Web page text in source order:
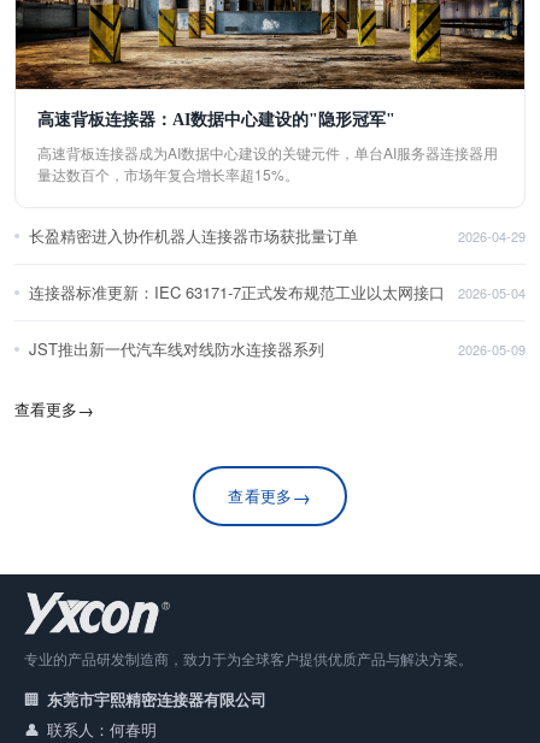
高速背板连接器：AI数据中心建设的"隐形冠军"
高速背板连接器成为AI数据中心建设的关键元件，单台AI服务器连接器用
量达数百个，市场年复合增长率超15%。
长盈精密进入协作机器人连接器市场获批量订单 2026-04-29
连接器标准更新：IEC 63171-7正式发布规范工业以太网接口 2026-05-04
JST推出新一代汽车线对线防水连接器系列 2026-05-09
查看更多→
查看更多→
专业的产品研发制造商，致力于为全球客户提供优质产品与解决方案。
东莞市宇熙精密连接器有限公司
联系人：何春明